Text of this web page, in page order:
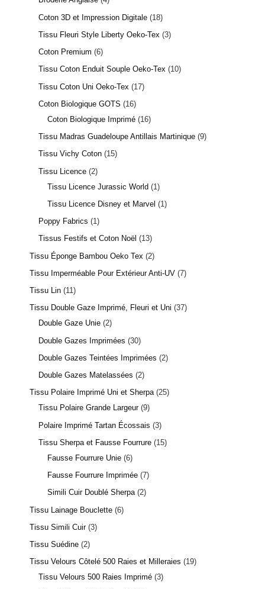
1 avis
Coton 3D et Impression Digitale 18
Tissu Fleuri Style Liberty Oeko-Tex 3
Coton Premium 6
Tissu Coton Enduit Souple Oeko-Tex
10
Tissu Coton Uni Oeko-Tex
17
Coton Biologique GOTS
16
Coton Biologique Imprimé 16
Tissu Madras Guadeloupe Antillais Martinique 9
Tissu Vichy Coton 15
Tissu Licence 2
Tissu Licence Jurassic World 1
Tissu Licence Disney et Marvel
1
Poppy Fabrics
1
Tissus Festifs et Coton Noël
13
Tissu Éponge Bambou Oeko Tex
2
Tissu Imperméable Pour Extérieur Anti-UV 7
Tissu Lin 11
Tissu Double Gaze Imprimé, Fleuri et Uni 37
Double Gaze Unie 2
Double Gazes Imprimées 30
Double Gazes Teintées Imprimées
2
Double Gazes Matelassées 2
Tissu Polaire Imprimé Uni et Sherpa 25
Tissu Polaire Grande Largeur 9
Polaire Imprimé Tartan Écossais 3
Tissu Sherpa et Fausse Fourrure 15
Fausse Fourrure Unie 6
Fausse Fourrure Imprimée 7
Simili Cuir Doublé Sherpa 2
Tissu Lainage Bouclette 6
Tissu Simili Cuir 3
Tissu Suédine 2
Tissu Velours Côtelé 500 Raies et Milleraies
19
Tissu Velours 500 Raies Imprimé 3